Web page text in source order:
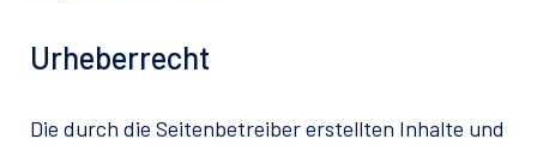
Urheberrecht
Die durch die Seitenbetreiber erstellten Inhalte und